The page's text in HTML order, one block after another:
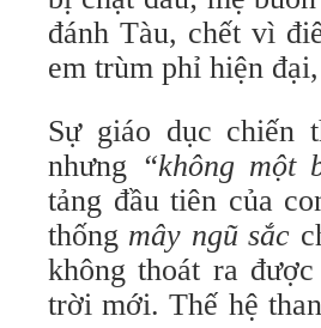
đánh Tàu, chết vì
em trùm phỉ hiện
Sự giáo dục chiến
nhưng “không một
tảng đầu tiên của
thống mây ngũ sắc
không thoát ra
trời mới. Thế hệ